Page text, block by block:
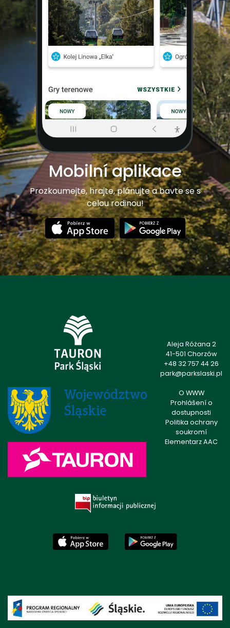
Mobilní aplikace
Prozkoumejte, hrajte, plánujte a bavte se s
celou rodinou!
Aleja Różana 2
41-501 Chorzów
+48 32 757 44 26
park@parkslaski.pl
O WWW
Prohlášení o
dostupnosti
Politika ochrany
soukromí
Elementarz AAC